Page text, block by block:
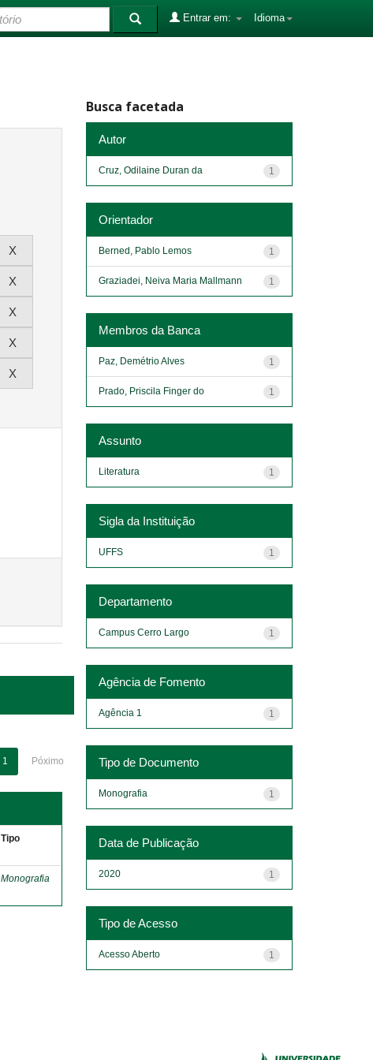
Idioma
Entrar em:
1 Póximo
Tipo
Monografia
Busca facetada
Autor
1
Cruz, Odilaine Duran da
Orientador
1
Berned, Pablo Lemos
1
Graziadei, Neiva Maria Mallmann
Membros da Banca
1
Paz, Demétrio Alves
1
Prado, Priscila Finger do
Assunto
1
Literatura
Sigla da Instituição
1
UFFS
Departamento
1
Campus Cerro Largo
Agência de Fomento
1
Agência 1
Tipo de Documento
1
Monografia
Data de Publicação
1
2020
Tipo de Acesso
1
Acesso Aberto